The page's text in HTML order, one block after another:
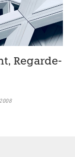
Regarde-